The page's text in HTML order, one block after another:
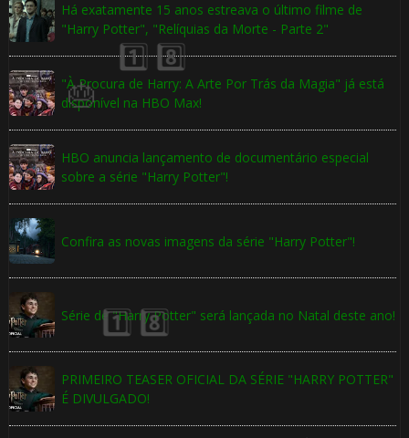
Há exatamente 15 anos estreava o último filme de
"Harry Potter", "Relíquias da Morte - Parte 2"
"À Procura de Harry: A Arte Por Trás da Magia" já está
disponível na HBO Max!
HBO anuncia lançamento de documentário especial
sobre a série "Harry Potter"!
Confira as novas imagens da série "Harry Potter"!
Série de "Harry Potter" será lançada no Natal deste ano!
PRIMEIRO TEASER OFICIAL DA SÉRIE "HARRY POTTER"
É DIVULGADO!
🎈
1️⃣ 8️⃣
🎂